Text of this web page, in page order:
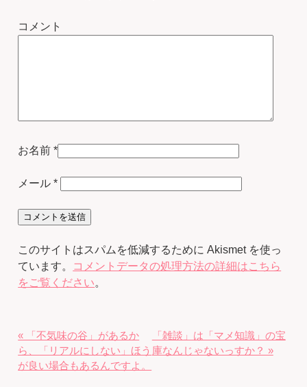
コメント
お名前 *
メール*
このサイトはスパムを低減するために Akismet を使っ
ています。
コメントデータの処理方法の詳細はこちら
をご覧ください。
« 「不気味の谷」があるか
ら、「リアルにしない」ほう
が良い場合もあるんですよ。
「雑談」は「マメ知識」の宝
庫なんじゃないっすか？ »